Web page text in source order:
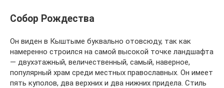
Собор Рождества
Он виден в Кыштыме буквально отовсюду, так как
намеренно строился на самой высокой точке ландшафта
— двухэтажный, величественный, самый, наверное,
популярный храм среди местных православных. Он имеет
пять куполов, два верхних и два нижних придела. Стиль